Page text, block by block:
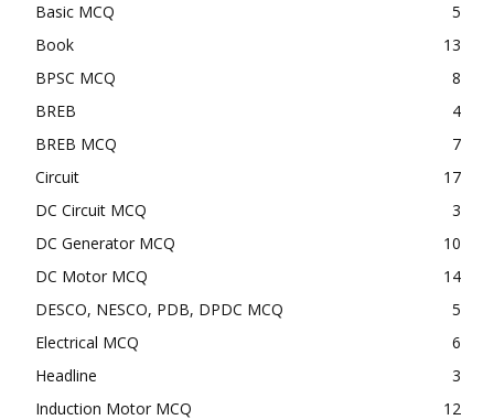
Basic MCQ
5
Book
13
BPSC MCQ
8
BREB
4
BREB MCQ
7
Circuit
17
DC Circuit MCQ
3
DC Generator MCQ
10
DC Motor MCQ
14
DESCO, NESCO, PDB, DPDC MCQ
5
Electrical MCQ
6
Headline
3
Induction Motor MCQ
12